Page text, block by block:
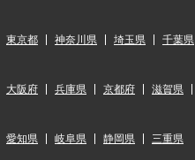
東京都 神奈川県 埼玉県 千葉県
大阪府 兵庫県 京都府 滋賀県
愛知県 岐阜県 静岡県 三重県